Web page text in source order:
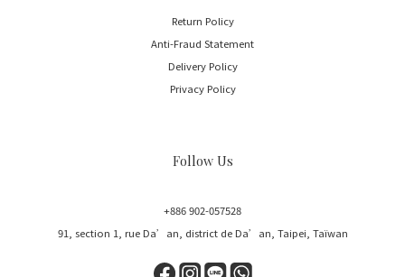
Return Policy
Anti-Fraud Statement
Delivery Policy
Privacy Policy
Follow Us
+886 902-057528
91, section 1, rue Da’an, district de Da’an, Taipei, Taïwan